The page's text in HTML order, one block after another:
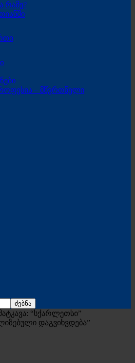
რამე?
– მწვრთნელი
“სქარლეთსი”
დაგვიხვდება”